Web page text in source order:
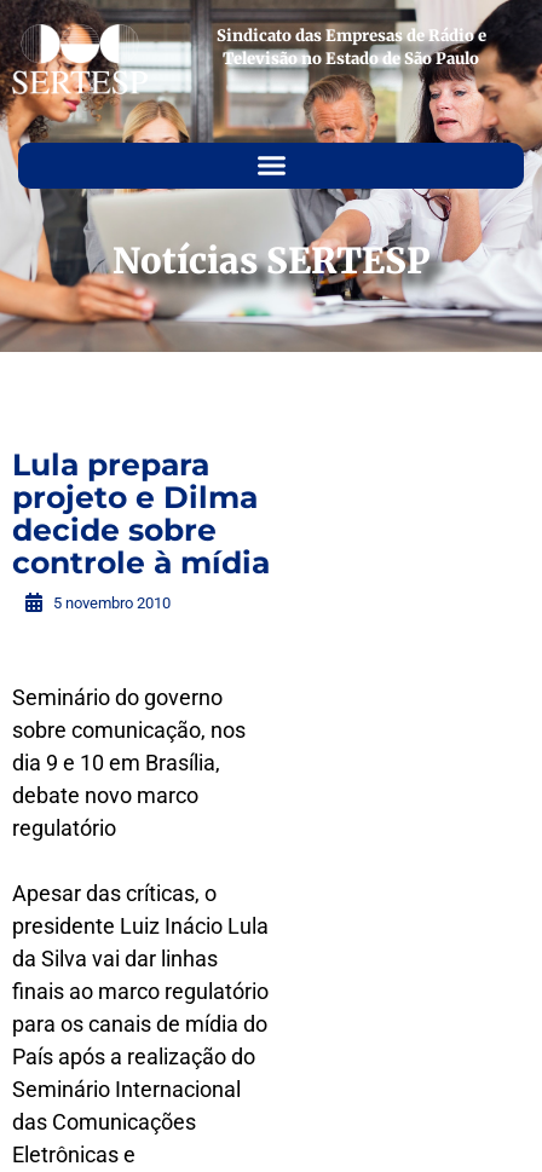
Sindicato das Empresas de Rádio e
Televisão no Estado de São Paulo
Notícias SERTESP
Lula prepara
projeto e Dilma
decide sobre
controle à mídia
5 novembro 2010
Seminário do governo
sobre comunicação, nos
dia 9 e 10 em Brasília,
debate novo marco
regulatório
Apesar das críticas, o
presidente Luiz Inácio Lula
da Silva vai dar linhas
finais ao marco regulatório
para os canais de mídia do
País após a realização do
Seminário Internacional
das Comunicações
Eletrônicas e